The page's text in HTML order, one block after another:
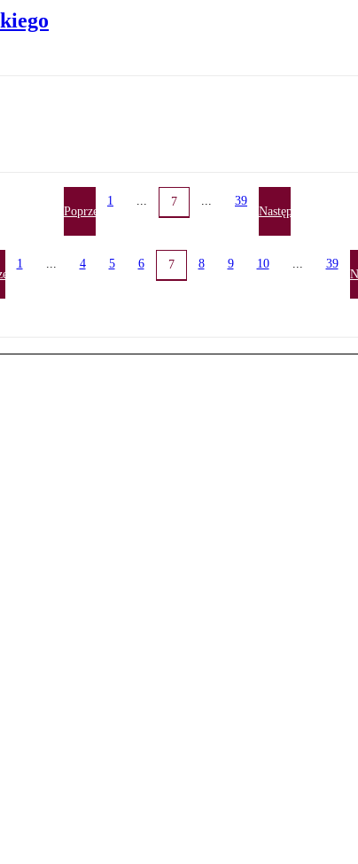
Poprzednia
1 ... 7 ... 39
Następna
1 ... 4 5 6 7 8 9 10 ... 39